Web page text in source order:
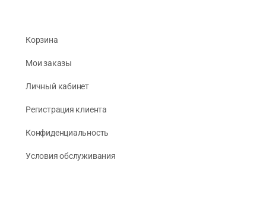
Корзина
Мои заказы
Личный кабинет
Регистрация клиента
Конфиденциальность
Условия обслуживания